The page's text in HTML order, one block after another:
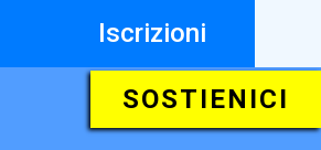
Iscrizioni
SOSTIENICI